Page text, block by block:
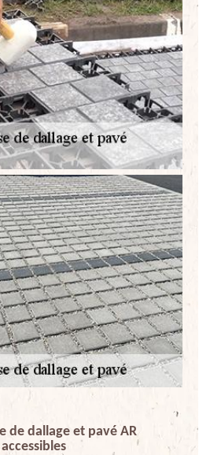
de dallage et pavé AR